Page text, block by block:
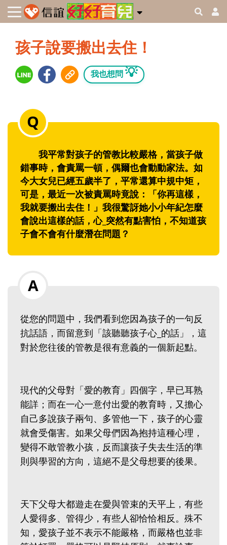
孩子說要搬出去住！
我也想問 💡
我平常對孩子的管教比較嚴格，當孩子做
錯事時，會責罵一頓，偶爾也會動動家法。如
今大女兒已經五歲半了，平常還算中規中矩，
可是，最近一次被責罵時竟說：「你再這樣，
我就要搬出去住！」我很驚訝她小小年紀怎麼
會說出這樣的話，心_突然有點害怕，不知道孩
子會不會有什麼潛在問題？
從您的問題中，我們看到您因為孩子的一句反
抗話語，而留意到「該聽聽孩子心_的話」，這
對於您往後的管教是很有意義的一個新起點。
現代的父母對「愛的教育」四個字，早已耳熟
能詳；而在一心一意付出愛的教育時，又擔心
自己多說孩子兩句、多管他一下，孩子的心靈
就會受傷害。如果父母們因為抱持這種心理，
變得不敢管教小孩，反而讓孩子失去生活的準
則與學習的方向，這絕不是父母想要的後果。
天下父母大都遊走在愛與管束的天平上，有些
人愛得多、管得少，有些人卻恰恰相反。殊不
知，愛孩子並不表示不能嚴格，而嚴格也並非